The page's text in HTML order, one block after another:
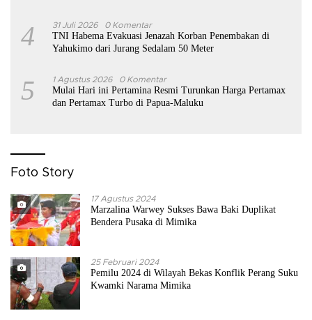
4 31 Juli 2026 0 Komentar
TNI Habema Evakuasi Jenazah Korban Penembakan di
Yahukimo dari Jurang Sedalam 50 Meter
5 1 Agustus 2026 0 Komentar
Mulai Hari ini Pertamina Resmi Turunkan Harga Pertamax
dan Pertamax Turbo di Papua-Maluku
Foto Story
17 Agustus 2024
Marzalina Warwey Sukses Bawa Baki Duplikat
Bendera Pusaka di Mimika
25 Februari 2024
Pemilu 2024 di Wilayah Bekas Konflik Perang Suku
Kwamki Narama Mimika